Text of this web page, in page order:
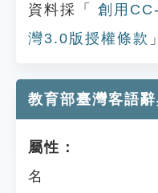
資料採「
創用
灣3.0版授權條款
教育部臺灣客語辭
屬性：
名